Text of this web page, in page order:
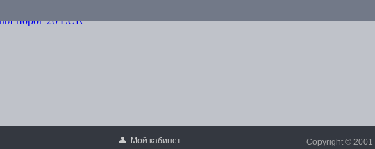
👤 Мой кабинет Copyright ©